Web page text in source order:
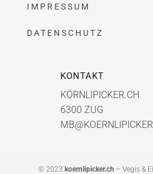
IMPRESSUM
DATENSCHUTZ
KONTAKT
KÖRNLIPICKER.CH
6300 ZUG
© 2023 koernlipicker.ch – Vegis &